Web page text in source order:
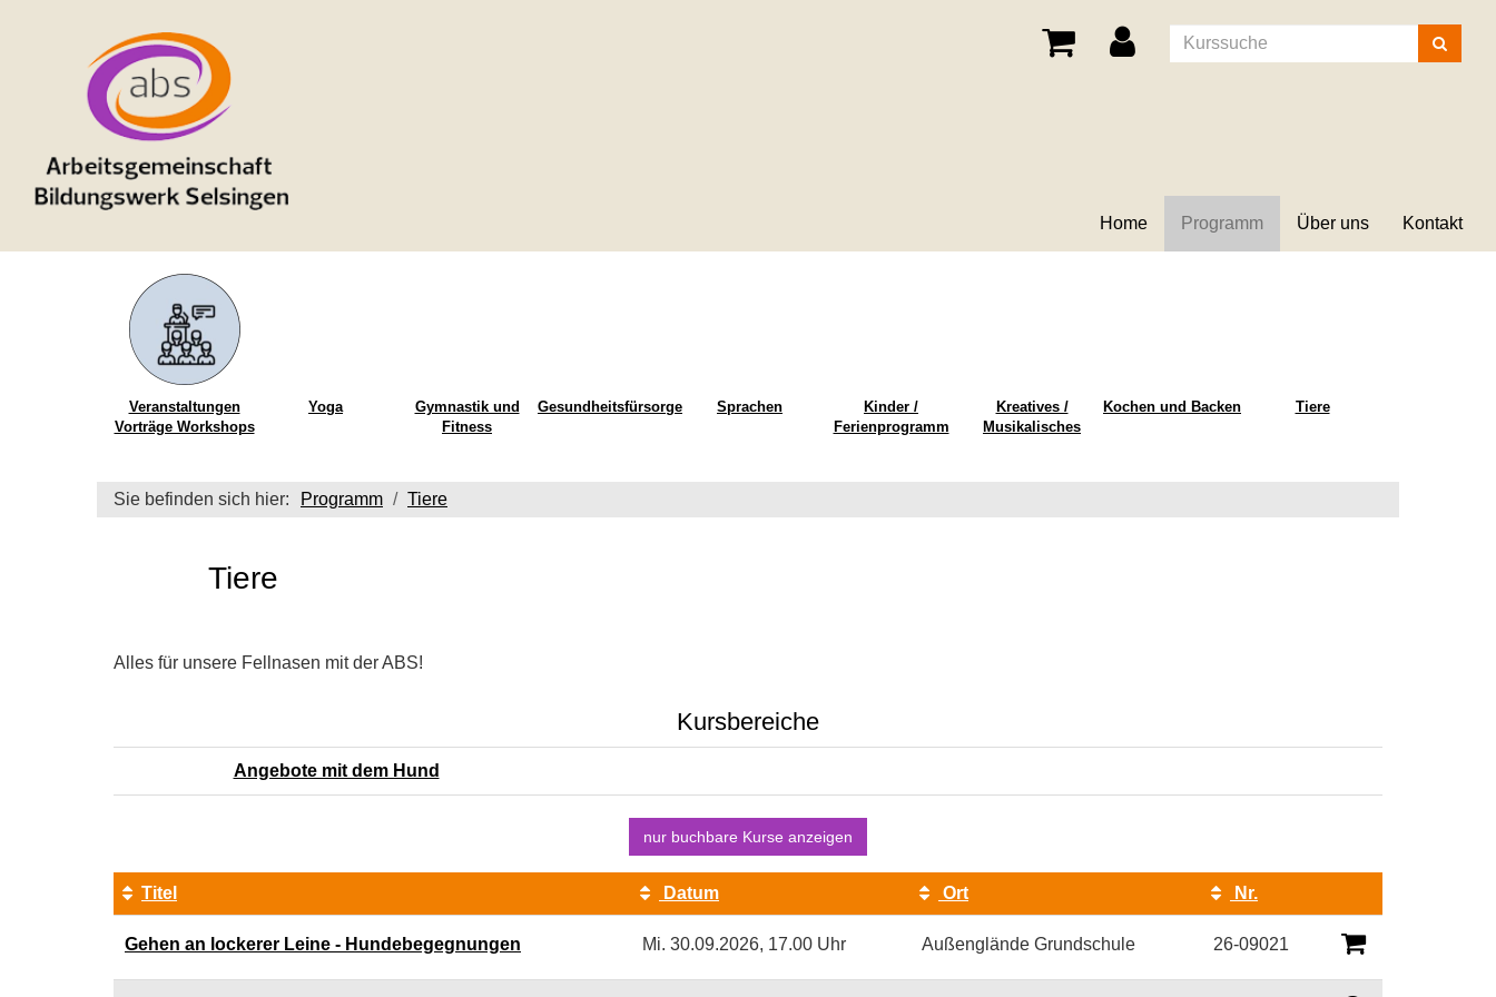
Kurse
suchen
Home Programm Über uns Kontakt
Veranstaltungen
Vorträge Workshops
Yoga
Gymnastik und
Fitness
Gesundheitsfürsorge Sprachen
Kinder /
Ferienprogramm
Kreatives /
Musikalisches
Kochen und Backen Tiere
Sie befinden sich hier: Programm Tiere
Tiere
Alles für unsere Fellnasen mit der ABS!
Kursbereiche
Angebote mit dem Hund
nur buchbare Kurse anzeigen
Tabellenüberschriften
Titel Datum Ort
Nr.
Kursstatus
Gehen an lockerer Leine - Hundebegegnungen
Mi. 30.09.2026, 17.00 Uhr Außenglände Grundschule 26-09021